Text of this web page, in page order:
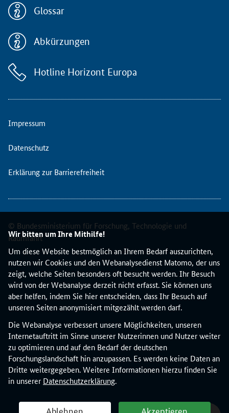
Wir bitten um Ihre Mithilfe!
Um diese Website bestmöglich an Ihrem Bedarf auszurichten,
nutzen wir Cookies und den Webanalysedienst Matomo, der uns
zeigt, welche Seiten besonders oft besucht werden. Ihr Besuch
wird von der Webanalyse derzeit nicht erfasst. Sie können uns
aber helfen, indem Sie hier entscheiden, dass Ihr Besuch auf
unseren Seiten anonymisiert mitgezählt werden darf.
Die Webanalyse verbessert unsere Möglichkeiten, unseren
Internetauftritt im Sinne unserer Nutzerinnen und Nutzer weiter
zu optimieren und auf den Bedarf der deutschen
Forschungslandschaft hin anzupassen. Es werden keine Daten an
Dritte weitergegeben. Weitere Informationen hierzu finden Sie
in unserer Datenschutzerklärung.
Ablehnen Akzeptieren
i
o
i
n
f
o
m
e
p
r
e
b
s
t
r
e
a
m
z
u
m
P
r
ü
f
z
e
Glossar
Abkürzungen
Hotline Horizont Europa
Impressum
Datenschutz
Erklärung zur Barrierefreiheit
© Bundesministerium für Forschung, Technologie und
Raumfahrt